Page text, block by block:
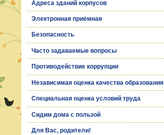
Адреса зданий корпусов
Электронная приёмная
Безопасность
Часто задаваемые вопросы
Противодействие коррупции
Независимая оценка качества образования
Специальная оценка условий труда
Сидим дома с пользой
Для Вас, родители!